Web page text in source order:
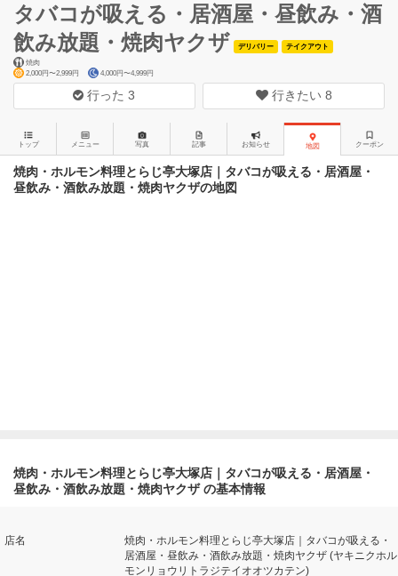
タバコが吸える・居酒屋・昼飲み・酒
飲み放題・焼肉ヤクザ
デリバリー
テイクアウト
焼肉
2,000円〜2,999円
4,000円〜4,999円
行った3 行きたい 8
トップ メニュー 写真 記事 お知らせ 地図 クーポン
焼肉・ホルモン料理とらじ亭大塚店｜タバコが吸える・居酒屋・
昼飲み・酒飲み放題・焼肉ヤクザの地図
焼肉・ホルモン料理とらじ亭大塚店｜タバコが吸える・居酒屋・
昼飲み・酒飲み放題・焼肉ヤクザ の基本情報
店名
焼肉・ホルモン料理とらじ亭大塚店｜タバコが吸える・
居酒屋・昼飲み・酒飲み放題・焼肉ヤクザ (ヤキニクホル
モンリョウリトラジテイオオツカテン)